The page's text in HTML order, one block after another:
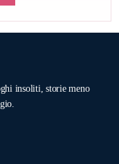
insoliti, storie meno